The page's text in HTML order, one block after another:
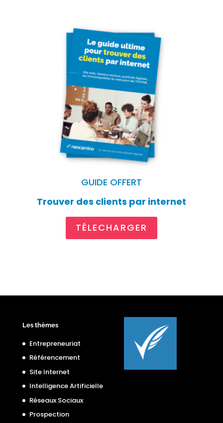
GUIDE OFFERT
Trouver des clients par internet
TÉLECHARGER
Les thèmes
Entrepreneuriat
Référencement
Site Internet
Intelligence Artificielle
Réseaux Sociaux
Prospection